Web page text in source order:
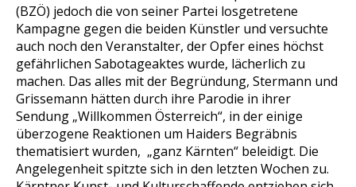
(BZÖ) jedoch die von seiner Partei losgetretene
Kampagne gegen die beiden Künstler und versuchte
auch noch den Veranstalter, der Opfer eines höchst
gefährlichen Sabotageaktes wurde, lächerlich zu
machen. Das alles mit der Begründung, Stermann und
Grissemann hätten durch ihre Parodie in ihrer
Sendung „Willkommen Österreich“, in der einige
überzogene Reaktionen um Haiders Begräbnis
thematisiert wurden, „ganz Kärnten“ beleidigt. Die
Angelegenheit spitzte sich in den letzten Wochen zu.